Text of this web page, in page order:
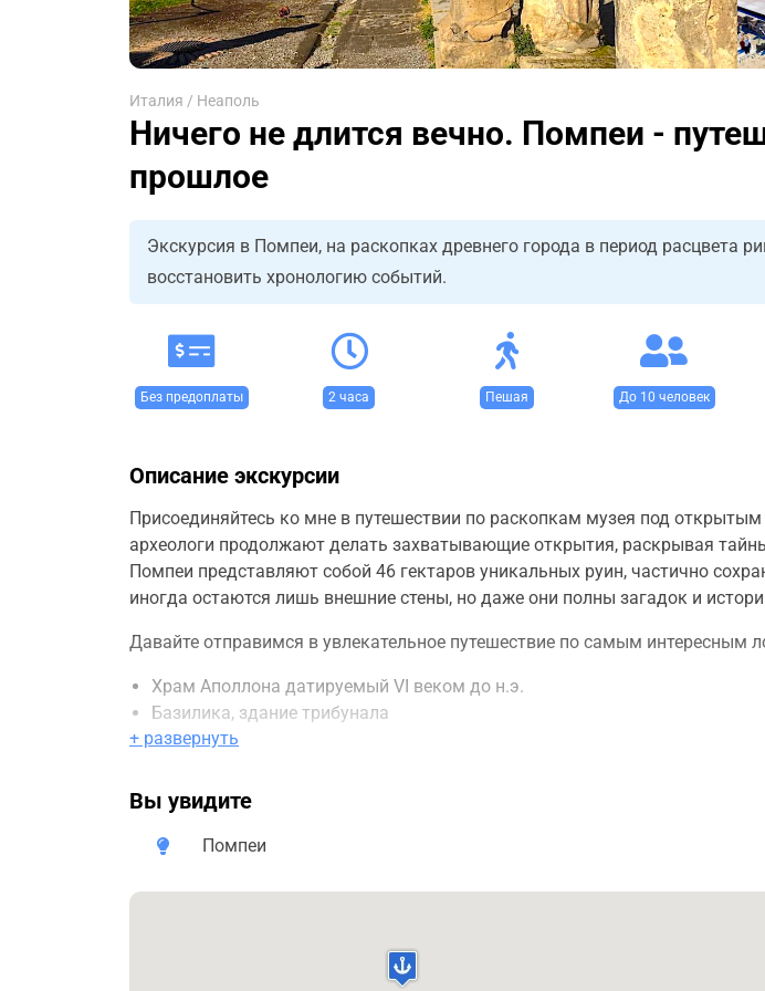
Италия / Неаполь
Ничего не длится вечно. Помпеи -
прошлое
Экскурсия в Помпеи, на раскопках древнего города в период расцвета
восстановить хронологию событий.
Без предоплаты 2 часа Пешая До 10 человек
Описание экскурсии
Присоединяйтесь ко мне в путешествии по раскопкам музея под
археологи продолжают делать захватывающие открытия, раскрывая
Помпеи представляют собой 46 гектаров уникальных руин, частично
иногда остаются лишь внешние стены, но даже они полны загадок и
Давайте отправимся в увлекательное путешествие по самым интересным
Храм Аполлона датируемый VI веком до н.э.
Базилика, здание трибунала
Форум - пульсирующее сердце древнего Помпеи
Лупанарий, публичный дом
Большой театр и малый театр "Одеон"
Домус Менандра
Пекарни
+ развернуть
Вы увидите
Помпеи